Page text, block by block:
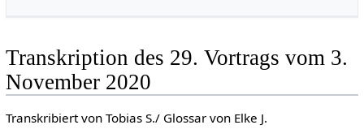
Transkription des 29. Vortrags vom 3.
November 2020
Transkribiert von Tobias S./ Glossar von Elke J.